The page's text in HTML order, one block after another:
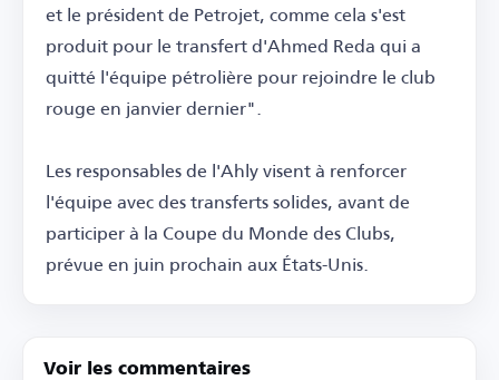
et le président de Petrojet, comme cela s'est
produit pour le transfert d'Ahmed Reda qui a
quitté l'équipe pétrolière pour rejoindre le club
rouge en janvier dernier".
Les responsables de l'Ahly visent à renforcer
l'équipe avec des transferts solides, avant de
participer à la Coupe du Monde des Clubs,
prévue en juin prochain aux États-Unis.
Voir les commentaires